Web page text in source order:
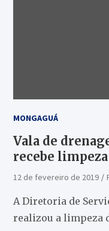
MONGAGUÁ
Vala de
recebe limpeza
12 de fevereiro de 2019
A Diretoria de
realizou a limpeza